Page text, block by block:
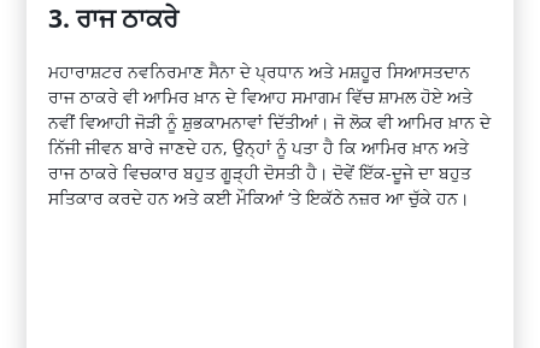
3. ਰਾਜ ਠਾਕਰੇ
ਮਹਾਰਾਸ਼ਟਰ ਨਵਨਿਰਮਾਣ ਸੈਨਾ ਦੇ ਪ੍ਰਧਾਨ ਅਤੇ ਮਸ਼ਹੂਰ ਸਿਆਸਤਦਾਨ
ਰਾਜ ਠਾਕਰੇ ਵੀ ਆਮਿਰ ਖ਼ਾਨ ਦੇ ਵਿਆਹ ਸਮਾਗਮ ਵਿੱਚ ਸ਼ਾਮਲ ਹੋਏ ਅਤੇ
ਨਵੀਂ ਵਿਆਹੀ ਜੋੜੀ ਨੂੰ ਸ਼ੁਭਕਾਮਨਾਵਾਂ ਦਿੱਤੀਆਂ। ਜੋ ਲੋਕ ਵੀ ਆਮਿਰ ਖ਼ਾਨ ਦੇ
ਨਿੱਜੀ ਜੀਵਨ ਬਾਰੇ ਜਾਣਦੇ ਹਨ, ਉਨ੍ਹਾਂ ਨੂੰ ਪਤਾ ਹੈ ਕਿ ਆਮਿਰ ਖ਼ਾਨ ਅਤੇ
ਰਾਜ ਠਾਕਰੇ ਵਿਚਕਾਰ ਬਹੁਤ ਗੂੜ੍ਹੀ ਦੋਸਤੀ ਹੈ। ਦੋਵੇਂ ਇੱਕ-ਦੂਜੇ ਦਾ ਬਹੁਤ
ਸਤਿਕਾਰ ਕਰਦੇ ਹਨ ਅਤੇ ਕਈ ਮੌਕਿਆਂ ‘ਤੇ ਇਕੱਠੇ ਨਜ਼ਰ ਆ ਚੁੱਕੇ ਹਨ।